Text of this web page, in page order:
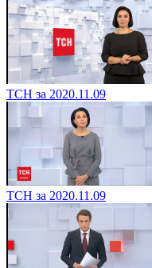
ТСН за 2020.11.09
ТСН за 2020.11.09